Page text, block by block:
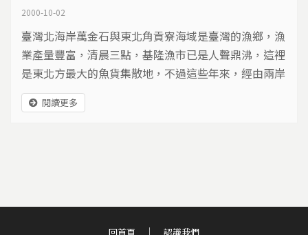
2000-10-02
臺灣北海岸萬金石與東北角貢寮海域是臺灣的漁鄉，漁
業產量豐富，清晨三點，基隆漁市已是人聲鼎沸，這裡
是東北方最大的魚貨集散地，不過這些年來，經由兩岸
貿易而來的魚，似乎漸漸占據了魚攤，也有魚販感嘆，
金山附近的魚因為靠近核電廠，因而乏人問津。 原本
閱讀更多
回首頁 認識我們